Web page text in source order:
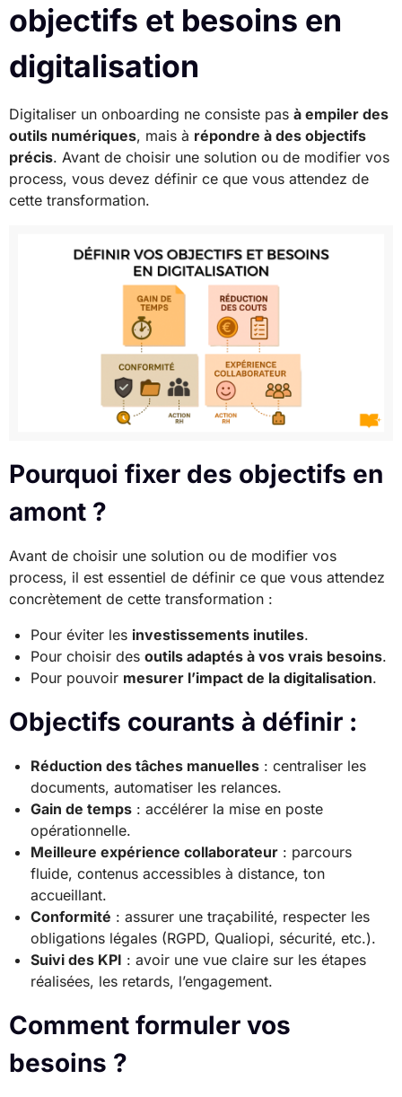
objectifs et besoins en
digitalisation
Digitaliser un onboarding ne consiste pas à empiler des
outils numériques, mais à répondre à des objectifs
précis. Avant de choisir une solution ou de modifier vos
process, vous devez définir ce que vous attendez de
cette transformation.
Pourquoi fixer des objectifs en
amont ?
Avant de choisir une solution ou de modifier vos
process, il est essentiel de définir ce que vous attendez
concrètement de cette transformation :
Pour éviter les investissements inutiles.
Pour choisir des outils adaptés à vos vrais besoins.
Pour pouvoir mesurer l’impact de la digitalisation.
Objectifs courants à définir :
Réduction des tâches manuelles : centraliser les
documents, automatiser les relances.
Gain de temps : accélérer la mise en poste
opérationnelle.
Meilleure expérience collaborateur : parcours
fluide, contenus accessibles à distance, ton
accueillant.
Conformité : assurer une traçabilité, respecter les
obligations légales (RGPD, Qualiopi, sécurité, etc.).
Suivi des KPI : avoir une vue claire sur les étapes
réalisées, les retards, l’engagement.
Comment formuler vos
besoins ?